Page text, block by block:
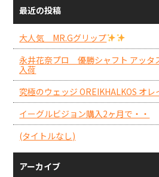
最近の投稿
大人気 MR.Gグリップ
永井花奈プロ 優勝シャフト アッタ
入荷
究極のウェッジ OREIKHALKOS オレ
イーグルビジョン購入2ヶ月で・・
(タイトルなし)
アーカイブ